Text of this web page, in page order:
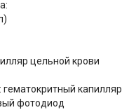
цельной крови
гематокритный капилляр
фотодиод